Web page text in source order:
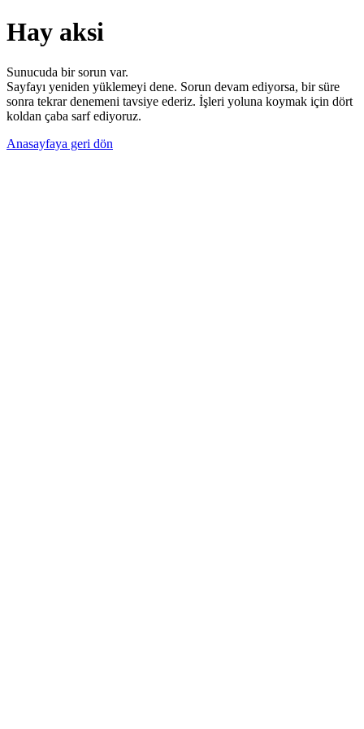
Hay aksi
Sunucuda bir sorun var.
Sayfayı yeniden yüklemeyi dene. Sorun devam ediyorsa, bir süre
sonra tekrar denemeni tavsiye ederiz. İşleri yoluna koymak için dört
koldan çaba sarf ediyoruz.
Anasayfaya geri dön